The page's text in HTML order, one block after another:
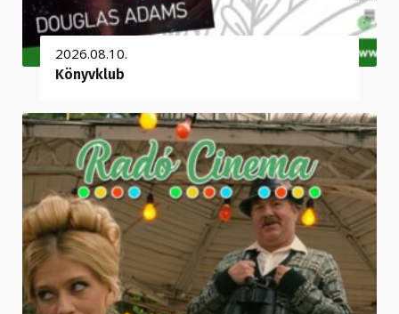
2026.08.10.
Könyvklub